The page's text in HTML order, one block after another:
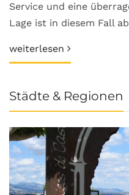
Service und eine
Lage ist in diesem Fall
weiterlesen
Städte & Regionen